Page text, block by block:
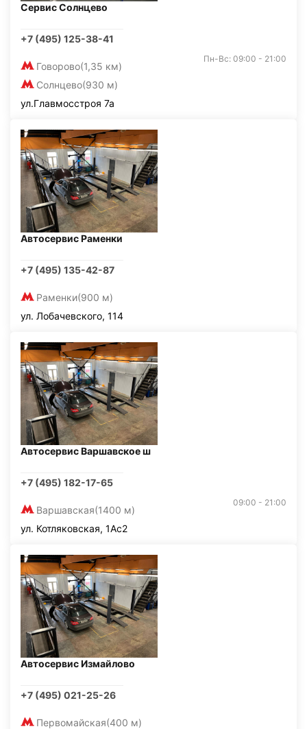
Сервис Солнцево
+7 (495) 125-38-41
Говорово(1,35 км)
Солнцево(930 м)
Пн-Вс: 09:00 - 21:00
ул.Главмосстроя 7а
Автосервис Раменки
+7 (495) 135-42-87
Раменки(900 м)
ул. Лобачевского, 114
Автосервис Варшавское ш
+7 (495) 182-17-65
Варшавская(1400 м)
09:00 - 21:00
ул. Котляковская, 1Ас2
Автосервис Измайлово
+7 (495) 021-25-26
Первомайская(400 м)